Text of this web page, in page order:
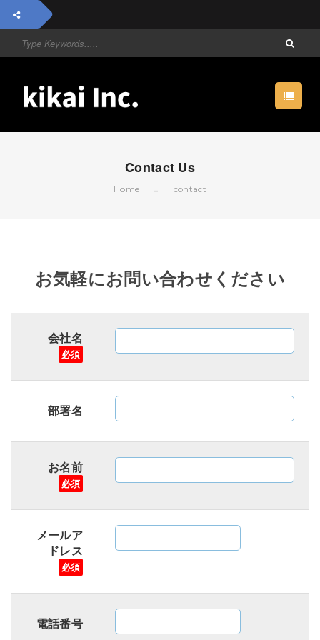
Contact Us
Home contact
お気軽にお問い合わせください
会社名
必須
部署名
お名前
必須
メールア
ドレス
必須
電話番号